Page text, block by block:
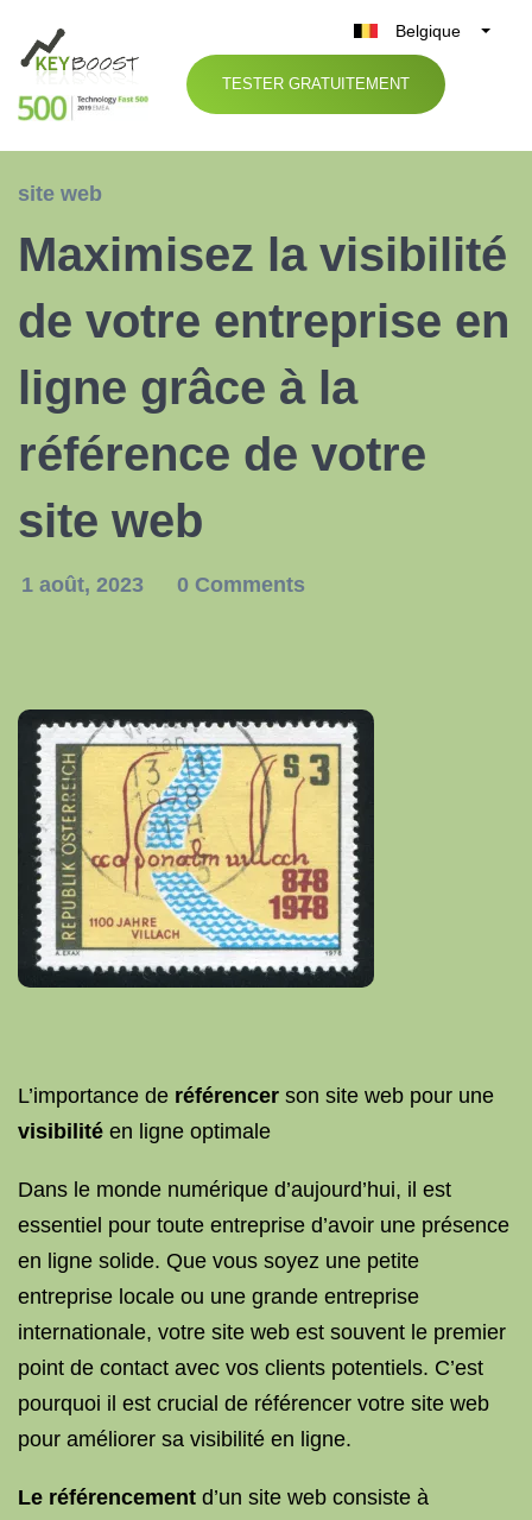
Belgique
België
Nederland
España
TESTER GRATUITEMENT
site web
Maximisez la visibilité
de votre entreprise en
ligne grâce à la
référence de votre
site web
1 août, 2023 0 Comments
L’importance de référencer son site web pour une
visibilité en ligne optimale
Dans le monde numérique d’aujourd’hui, il est
essentiel pour toute entreprise d’avoir une présence
en ligne solide. Que vous soyez une petite
entreprise locale ou une grande entreprise
internationale, votre site web est souvent le premier
point de contact avec vos clients potentiels. C’est
pourquoi il est crucial de référencer votre site web
pour améliorer sa visibilité en ligne.
Le référencement d’un site web consiste à